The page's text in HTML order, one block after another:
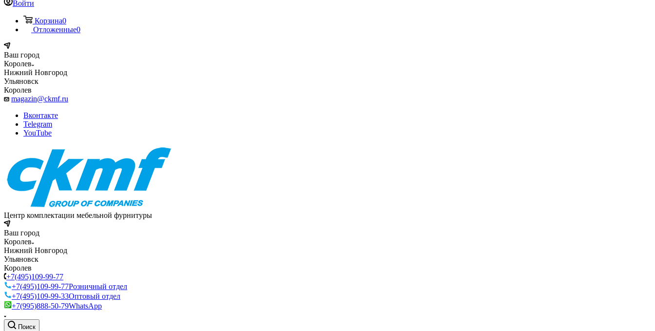
Войти
Корзина0
Отложенные0
Ваш город
Королев
Нижний Новгород
Ульяновск
Королев
magazin@ckmf.ru
Вконтакте
Telegram
YouTube
Центр комплектации мебельной фурнитуры
Ваш город
Королев
Нижний Новгород
Ульяновск
Королев
+7(495)109-99-77
+7(495)109-99-77Розничный отдел
+7(495)109-99-33Оптовый отдел
+7(995)888-50-79WhatsApp
Поиск